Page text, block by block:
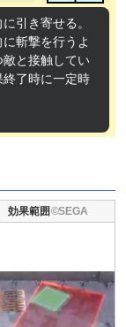
引き寄せる。
斬撃を行うよ
と接触してい
了時に一定時
効果範囲